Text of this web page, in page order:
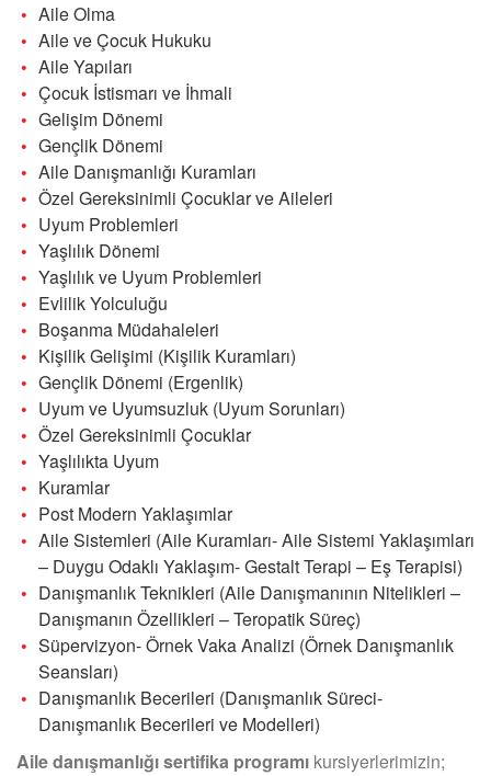
Aile Olma
Aile ve Çocuk Hukuku
Aile Yapıları
Çocuk İstismarı ve İhmali
Gelişim Dönemi
Gençlik Dönemi
Aile Danışmanlığı Kuramları
Özel Gereksinimli Çocuklar ve Aileleri
Uyum Problemleri
Yaşlılık Dönemi
Yaşlılık ve Uyum Problemleri
Evlilik Yolculuğu
Boşanma Müdahaleleri
Kişilik Gelişimi (Kişilik Kuramları)
Gençlik Dönemi (Ergenlik)
Uyum ve Uyumsuzluk (Uyum Sorunları)
Özel Gereksinimli Çocuklar
Yaşlılıkta Uyum
Kuramlar
Post Modern Yaklaşımlar
Aile Sistemleri (Aile Kuramları- Aile Sistemi Yaklaşımları
– Duygu Odaklı Yaklaşım- Gestalt Terapi – Eş Terapisi)
Danışmanlık Teknikleri (Aile Danışmanının Nitelikleri –
Danışmanın Özellikleri – Teropatik Süreç)
Süpervizyon- Örnek Vaka Analizi (Örnek Danışmanlık
Seansları)
Danışmanlık Becerileri (Danışmanlık Süreci-
Danışmanlık Becerileri ve Modelleri)
Aile danışmanlığı sertifika programı kursiyerlerimizin;